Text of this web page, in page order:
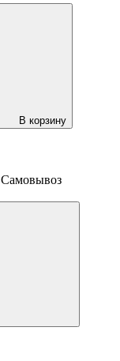
В корзину
Самовывоз